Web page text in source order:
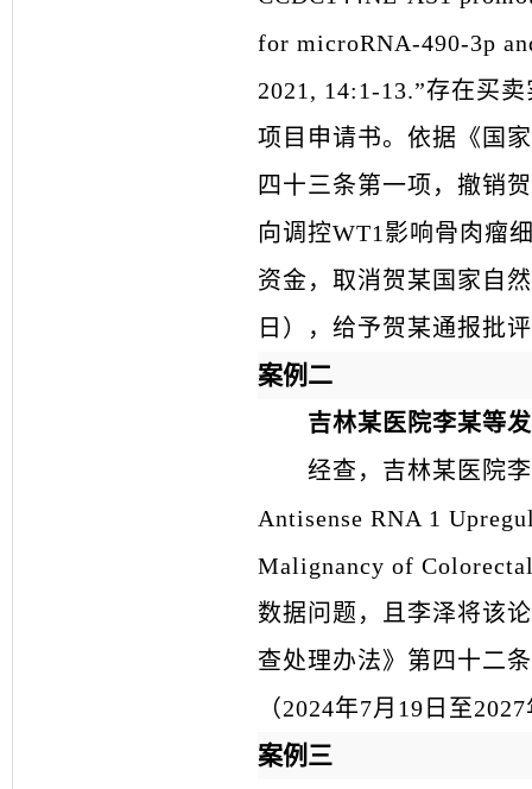
for microRNA-490-3p
2021, 14:1-13.”存在买
项目申请书。依据《国
四十三条第一项，撤销
向调控WT1影响骨肉瘤
资金，取消贺某国家自
日），给予贺某通报批
案例二
吉林某医院李某等
经查，吉林某医院
Antisense RNA 1
Malignancy of
数据问题，且李泽将该
查处理办法》第四十二
（2024年7月19日至
案例三